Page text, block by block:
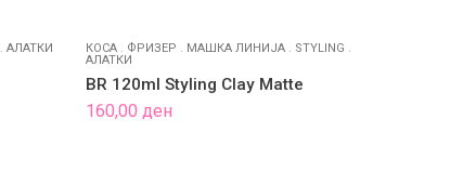
.АЛАТКИ КОСА. ФРИЗЕР . МАШКА ЛИНИЈА. STYLING .
АЛАТКИ
BR 120ml Styling Clay Matte
160,00 ден